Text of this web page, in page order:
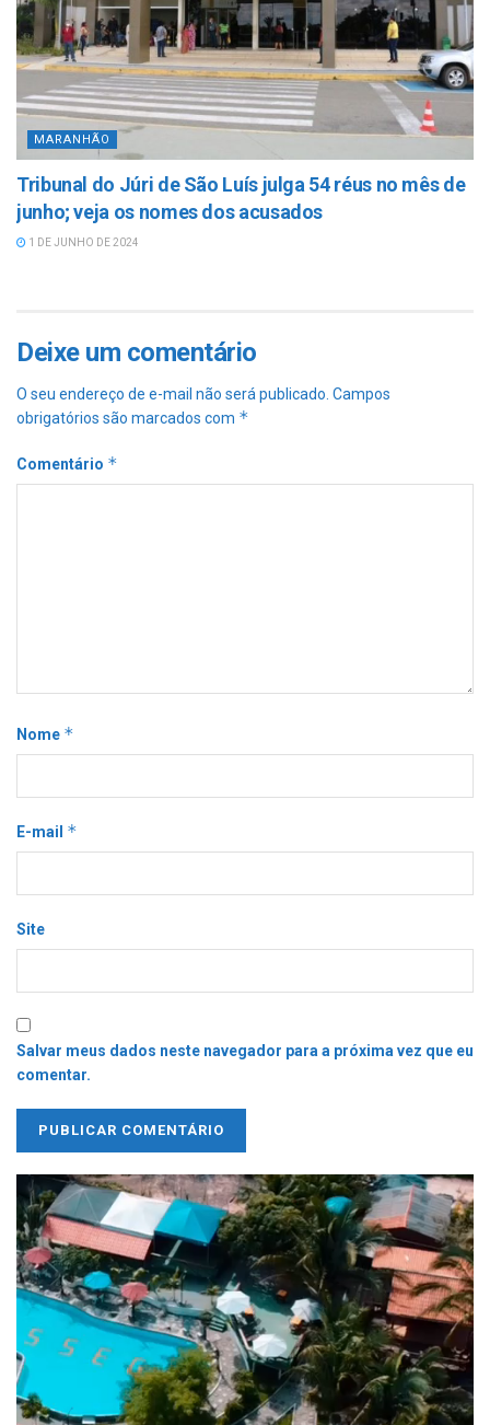
MARANHÃO
Tribunal do Júri de São Luís julga 54 réus no mês de
junho; veja os nomes dos acusados
1 DE JUNHO DE 2024
Deixe um comentário
O seu endereço de e-mail não será publicado. Campos
obrigatórios são marcados com *
Comentário *
Nome *
E-mail *
Site
Salvar meus dados neste navegador para a próxima vez que eu
comentar.
Tocador
de
vídeo